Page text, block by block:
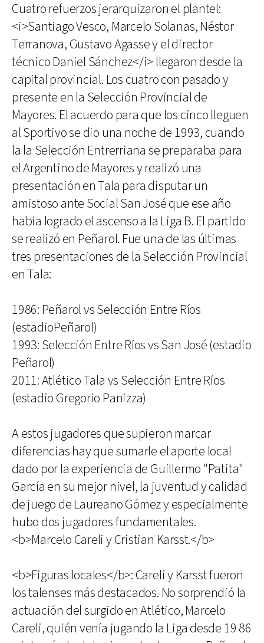
Cuatro refuerzos jerarquizaron el plantel:
<i>Santiago Vesco, Marcelo Solanas, Néstor
Terranova, Gustavo Agasse y el director
técnico Daniel Sánchez</i> llegaron desde la
capital provincial. Los cuatro con pasado y
presente en la Selección Provincial de
Mayores. El acuerdo para que los cinco lleguen
al Sportivo se dio una noche de 1993, cuando
la la Selección Entrerriana se preparaba para
el Argentino de Mayores y realizó una
presentación en Tala para disputar un
amistoso ante Social San José que ese año
habia logrado el ascenso a la Liga B. El partido
se realizó en Peñarol. Fue una de las últimas
tres presentaciones de la Selección Provincial
en Tala:
1986: Peñarol vs Selección Entre Ríos
(estadioPeñarol)
1993: Selección Entre Ríos vs San José (estadio
Peñarol)
2011: Atlético Tala vs Selección Entre Ríos
(estadio Gregorio Panizza)
A estos jugadores que supieron marcar
diferencias hay que sumarle el aporte local
dado por la experiencia de Guillermo "Patita"
García en su mejor nivel, la juventud y calidad
de juego de Laureano Gómez y especialmente
hubo dos jugadores fundamentales.
<b>Marcelo Careli y Cristian Karsst.</b>
<b>Figuras locales</b>: Careli y Karsst fueron
los talenses más destacados. No sorprendió la
actuación del surgido en Atlético, Marcelo
Careli, quién venía jugando la Liga desde 19 86